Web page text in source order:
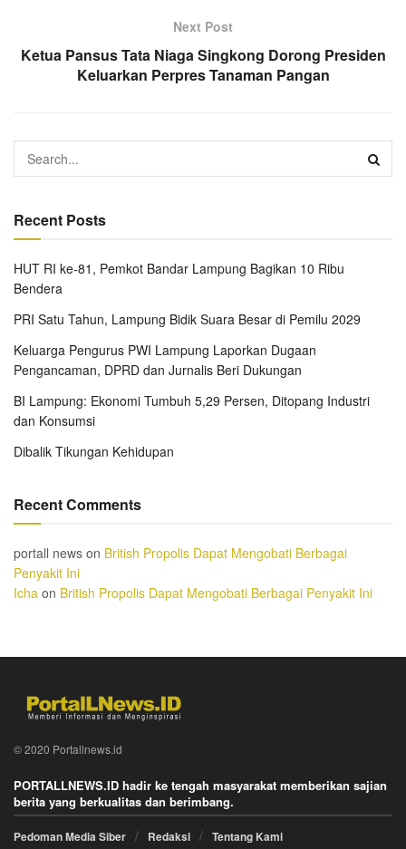
Next Post
Ketua Pansus Tata Niaga Singkong Dorong Presiden
Keluarkan Perpres Tanaman Pangan
Recent Posts
HUT RI ke-81, Pemkot Bandar Lampung Bagikan 10 Ribu
Bendera
PRI Satu Tahun, Lampung Bidik Suara Besar di Pemilu 2029
Keluarga Pengurus PWI Lampung Laporkan Dugaan
Pengancaman, DPRD dan Jurnalis Beri Dukungan
BI Lampung: Ekonomi Tumbuh 5,29 Persen, Ditopang Industri
dan Konsumsi
Dibalik Tikungan Kehidupan
Recent Comments
portall news on British Propolis Dapat Mengobati Berbagai
Penyakit Ini
Icha on British Propolis Dapat Mengobati Berbagai Penyakit Ini
© 2020 Portallnews.id
PORTALLNEWS.ID hadir ke tengah masyarakat memberikan sajian
berita yang berkualitas dan berimbang.
Pedoman Media Siber Redaksi Tentang Kami